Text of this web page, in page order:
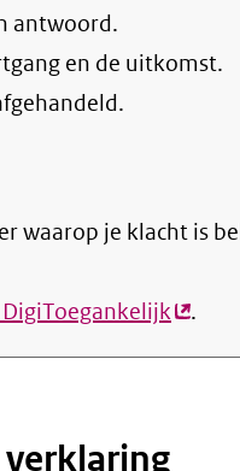
antwoord.
en de uitkomst.
waarop je klacht is
(externe
link)
.